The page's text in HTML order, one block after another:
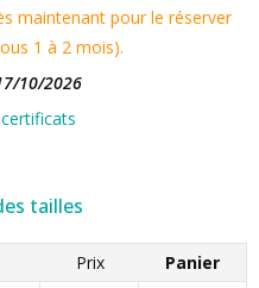
maintenant pour le réserver
1 à 2 mois).
10/2026
tailles
Prix Panier